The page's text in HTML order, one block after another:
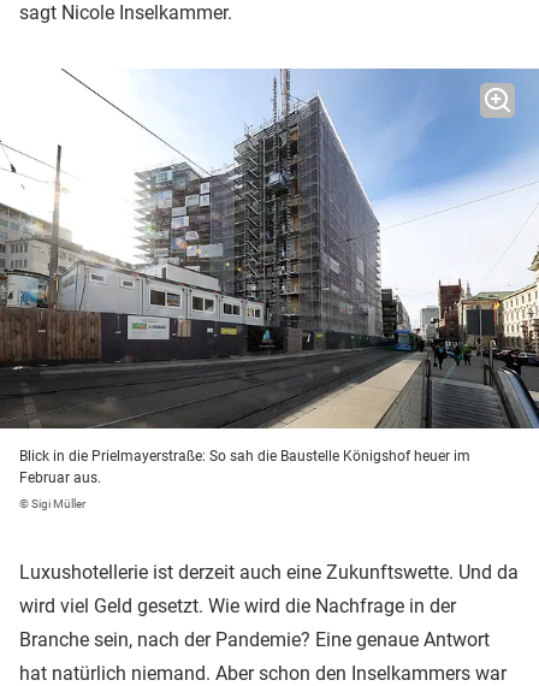
sagt Nicole Inselkammer.
Blick in die Prielmayerstraße: So sah die Baustelle Königshof heuer im
Februar aus.
© Sigi Müller
Luxushotellerie ist derzeit auch eine Zukunftswette. Und da
wird viel Geld gesetzt. Wie wird die Nachfrage in der
Branche sein, nach der Pandemie? Eine genaue Antwort
hat natürlich niemand. Aber schon den Inselkammers war